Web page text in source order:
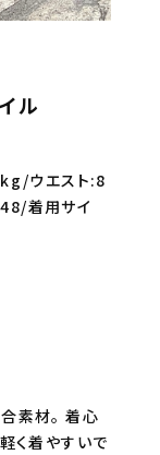
ル
ウエスト:8
着用サイ
素材。 着心
く着やすいで